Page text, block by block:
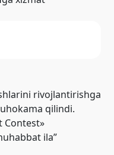
rivojlantirishga
qilindi.
Contest»
ila”